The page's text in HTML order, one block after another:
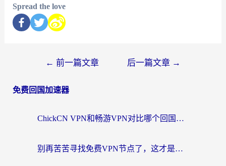
Spread the love
← 前一篇文章 后一篇文章 →
免费回国加速器
ChickCN VPN和畅游VPN对比哪个回国效果更好？海外党必看的回国加速器选择指南
别再苦苦寻找免费VPN节点了，这才是海外访问国内资源的正确姿势